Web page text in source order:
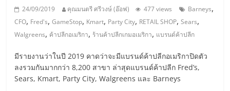
เอ็
มอี
ไทย,
24/09/2019 คุณมนตรี ศรีวงษ์ (อ๊อฟ) 477 views Barneys,
CFO, Fred's,GameStop, Kmart, Party City, RETAIL SHOP,Sears,
Walgreens, ค้าปลีกอเมริกา, ร้านค้าปลีกเกมอเมริกา, แบรนด์ค้าปลีก
มีรายงานว่าในปี 2019 คาดว่าจะมีแบรนด์ค้าปลีกอเมริกาปิดตัว
ลงรวมกันมากกว่า 8,200 สาขา ล่าสุดแบรนด์ค้าปลีก Fred’s,
Sears, Kmart, Party City, Walgreens และ Barneys